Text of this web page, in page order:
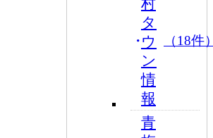
タ
ウ
ン
情
報
（18件
青